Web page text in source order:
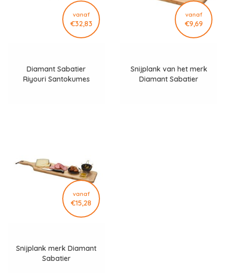
Bekijk het hele overzicht van "SERVEERPLANKEN"
vanaf
€32,83
Diamant Sabatier
Riyouri Santokumes
vanaf
€9,69
Snijplank van het merk
Diamant Sabatier
vanaf
€15,28
Snijplank merk Diamant
Sabatier